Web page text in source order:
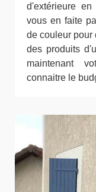
d'extérieure
vous en faite
de couleur pour
des produits
maintenant
connaitre le